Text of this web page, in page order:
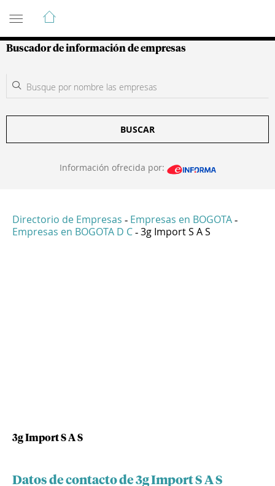
Guía de Empresas Colombianas
Buscador de información de empresas
BUSCAR
Información ofrecida por:
Directorio de Empresas - Empresas en BOGOTA -
Empresas en BOGOTA D C - 3g Import S A S
3g Import S A S
Datos de contacto de 3g Import S A S